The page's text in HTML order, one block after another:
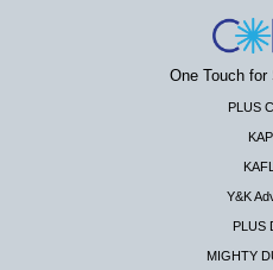
One Touch for
PLUS
Y&K
PLUS
MIGHTY